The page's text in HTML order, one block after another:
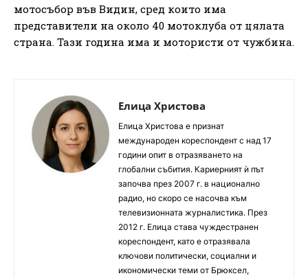
мотосъбор във Видин, сред които има
представители на около 40 мотоклуба от цялата
страна. Тази година има и мотористи от чужбина.
Елица Христова
Елица Христова е признат
международен кореспондент с над 17
години опит в отразяването на
глобални събития. Кариерният ѝ път
започва през 2007 г. в национално
радио, но скоро се насочва към
телевизионната журналистика. През
2012 г. Елица става чуждестранен
кореспондент, като е отразявала
ключови политически, социални и
икономически теми от Брюксел,